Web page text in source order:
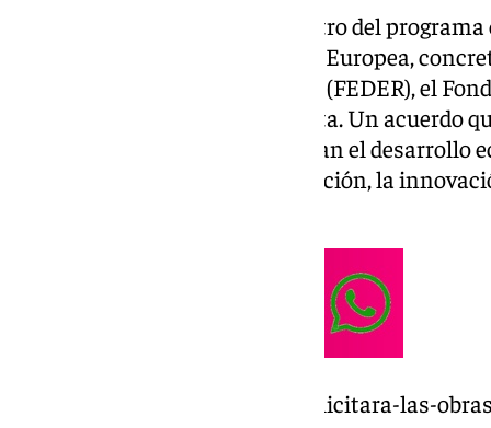
Este préstamo se enmarca dentro del
fondos de cohesión de la Unión Europea,
Europeo de Desarrollo Regional (FEDER), el
Fondo para una Transición Justa. Un acuerdo
apoyar iniciativas que favorezcan el desarrollo
clave, como la sanidad, la educación, la
https://www.101tv.es/la-junta-licitara-las-